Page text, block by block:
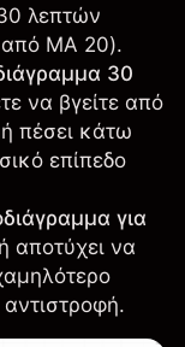
λεπτών
από ΜΑ 20).
30
να βγείτε από
πέσει κάτω
επίπεδο
για
αποτύχει να